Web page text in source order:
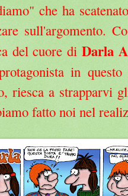
che ha
sull'argomento.
del cuore di Darla
in
riesca a strapparvi
fatto noi nel